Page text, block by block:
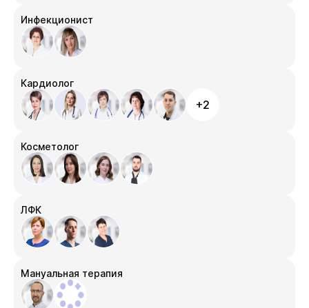
Инфекционист
Кардиолог
+2
Косметолог
ЛФК
Мануальная терапия